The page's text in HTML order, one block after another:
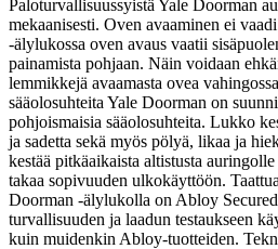
Paloturvallisuussyistä Yale Doorman
mekaanisesti. Oven avaaminen ei
-älylukossa oven avaus vaatii
painamista pohjaan. Näin voidaan
lemmikkejä avaamasta ovea
sääolosuhteita Yale Doorman on
pohjoismaisia sääolosuhteita. Lukko
ja sadetta sekä myös pölyä, likaa ja
kestää pitkäaikaista altistusta
takaa sopivuuden ulkokäyttöön.
Doorman -älylukolla on Abloy
turvallisuuden ja laadun testaukseen
kuin muidenkin Abloy-tuotteiden.